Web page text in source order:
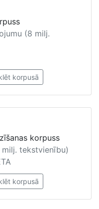
(8 milj.
korpusā
korpuss
milj. tekstvienību)
korpusā